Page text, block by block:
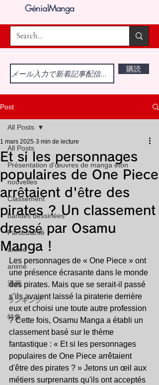
GénialManga
購読
Post
All Posts
Présentation d'œuvres de manga éton
nouvelles
Classement
bandes dessinées
Particularité
animé
animé
漫画
ランキング
特集
All Posts
Et si les personnages
populaires de One Piece
arrêtaient d'être des
pirates ? Un classement
dressé par Osamu
Manga !
1 mars 2025 3 min de lecture
Les personnages de « One Piece » ont
une présence écrasante dans le monde
des pirates. Mais que se serait-il passé
s’ils avaient laissé la piraterie derrière
eux et choisi une toute autre profession
? Cette fois, Osamu Manga a établi un
classement basé sur le thème
fantastique : « Et si les personnages
populaires de One Piece arrêtaient
d'être des pirates ? » Jetons un œil aux
métiers surprenants qu'ils ont acceptés